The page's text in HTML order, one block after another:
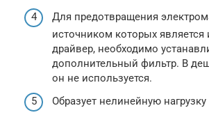
Для предотвращения
источником которых
драйвер, необходимо
дополнительный фильтр. В
он не используется.
Образует нелинейную нагрузку